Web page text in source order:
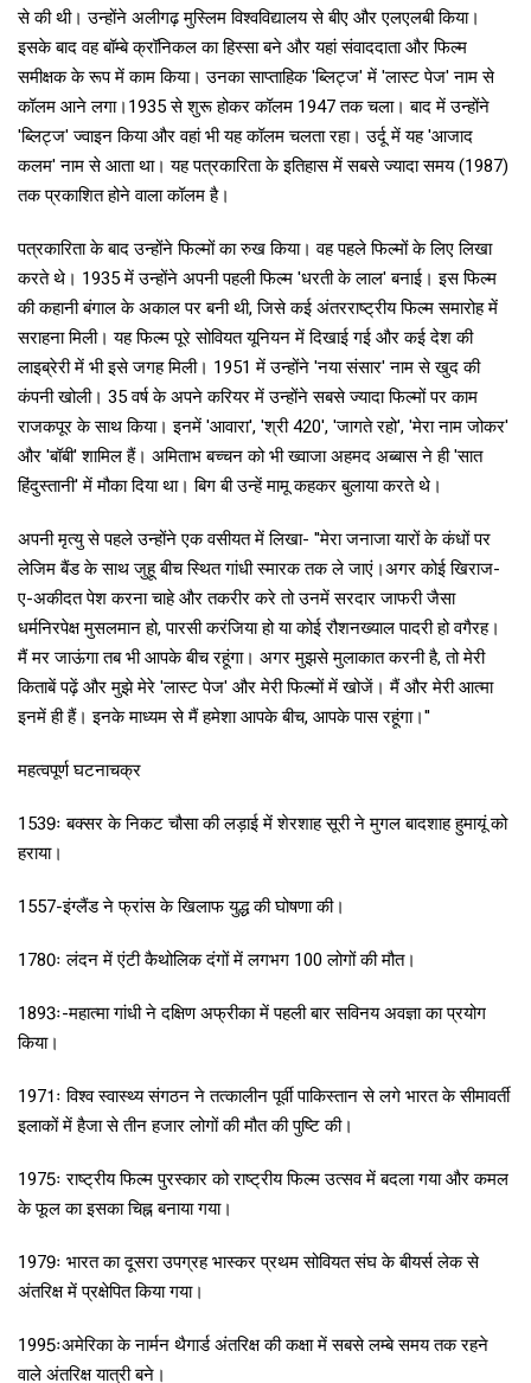
से की थी। उन्होंने अलीगढ़ मुस्लिम विश्वविद्यालय से बीए और एलएलबी किया।
इसके बाद वह बॉम्बे क्रॉनिकल का हिस्सा बने और यहां संवाददाता और फिल्म
समीक्षक के रूप में काम किया। उनका साप्ताहिक 'ब्लिट्ज' में 'लास्ट पेज' नाम से
कॉलम आने लगा।1935 से शुरू होकर कॉलम 1947 तक चला। बाद में उन्होंने
'ब्लिट्ज' ज्वाइन किया और वहां भी यह कॉलम चलता रहा। उर्दू में यह 'आजाद
कलम' नाम से आता था। यह पत्रकारिता के इतिहास में सबसे ज्यादा समय (1987)
तक प्रकाशित होने वाला कॉलम है।
पत्रकारिता के बाद उन्होंने फिल्मों का रुख किया। वह पहले फिल्मों के लिए लिखा
करते थे। 1935 में उन्होंने अपनी पहली फिल्म 'धरती के लाल' बनाई। इस फिल्म
की कहानी बंगाल के अकाल पर बनी थी, जिसे कई अंतरराष्ट्रीय फिल्म समारोह में
सराहना मिली। यह फिल्म पूरे सोवियत यूनियन में दिखाई गई और कई देश की
लाइब्रेरी में भी इसे जगह मिली। 1951 में उन्होंने 'नया संसार' नाम से खुद की
कंपनी खोली। 35 वर्ष के अपने करियर में उन्होंने सबसे ज्यादा फिल्मों पर काम
राजकपूर के साथ किया। इनमें 'आवारा', 'श्री 420', 'जागते रहो', 'मेरा नाम जोकर'
और 'बॉबी' शामिल हैं। अमिताभ बच्चन को भी ख्वाजा अहमद अब्बास ने ही 'सात
हिंदुस्तानी' में मौका दिया था। बिग बी उन्हें मामू कहकर बुलाया करते थे।
अपनी मृत्यु से पहले उन्होंने एक वसीयत में लिखा- ''मेरा जनाजा यारों के कंधों पर
लेजिम बैंड के साथ जुहू बीच स्थित गांधी स्मारक तक ले जाएं।अगर कोई खिराज-
ए-अकीदत पेश करना चाहे और तकरीर करे तो उनमें सरदार जाफरी जैसा
धर्मनिरपेक्ष मुसलमान हो, पारसी करंजिया हो या कोई रौशनख्याल पादरी हो वगैरह।
मैं मर जाऊंगा तब भी आपके बीच रहूंगा। अगर मुझसे मुलाकात करनी है, तो मेरी
किताबें पढ़ें और मुझे मेरे 'लास्ट पेज' और मेरी फिल्मों में खोजें। मैं और मेरी आत्मा
इनमें ही हैं। इनके माध्यम से मैं हमेशा आपके बीच, आपके पास रहूंगा।''
महत्वपूर्ण घटनाचक्र
1539ः बक्सर के निकट चौसा की लड़ाई में शेरशाह सूरी ने मुगल बादशाह हुमायूं को
हराया।
1557-इंग्लैंड ने फ्रांस के खिलाफ युद्ध की घोषणा की।
1780ः लंदन में एंटी कैथोलिक दंगों में लगभग 100 लोगों की मौत।
1893ः-महात्मा गांधी ने दक्षिण अफ्रीका में पहली बार सविनय अवज्ञा का प्रयोग
किया।
1971ः विश्व स्वास्थ्य संगठन ने तत्कालीन पूर्वी पाकिस्तान से लगे भारत के सीमावर्ती
इलाकों में हैजा से तीन हजार लोगों की मौत की पुष्टि की।
1975ः राष्ट्रीय फिल्म पुरस्कार को राष्ट्रीय फिल्म उत्सव में बदला गया और कमल
के फूल का इसका चिह्न बनाया गया।
1979ः भारत का दूसरा उपग्रह भास्कर प्रथम सोवियत संघ के बीयर्स लेक से
अंतरिक्ष में प्रक्षेपित किया गया।
1995ःअमेरिका के नार्मन थैगार्ड अंतरिक्ष की कक्षा में सबसे लम्बे समय तक रहने
वाले अंतरिक्ष यात्री बने।